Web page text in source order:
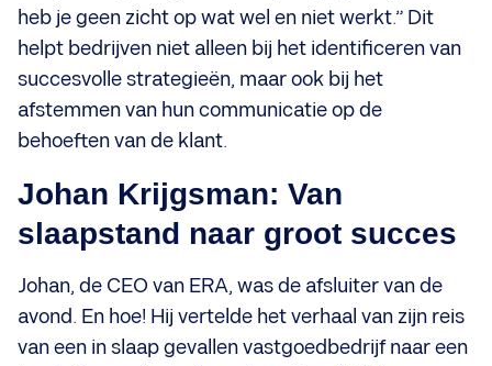
heb je geen zicht op wat wel en niet werkt.” Dit
helpt bedrijven niet alleen bij het identificeren van
succesvolle strategieën, maar ook bij het
afstemmen van hun communicatie op de
behoeften van de klant.
Johan Krijgsman: Van
slaapstand naar groot succes
Johan, de CEO van ERA, was de afsluiter van de
avond. En hoe! Hij vertelde het verhaal van zijn reis
van een in slaap gevallen vastgoedbedrijf naar een